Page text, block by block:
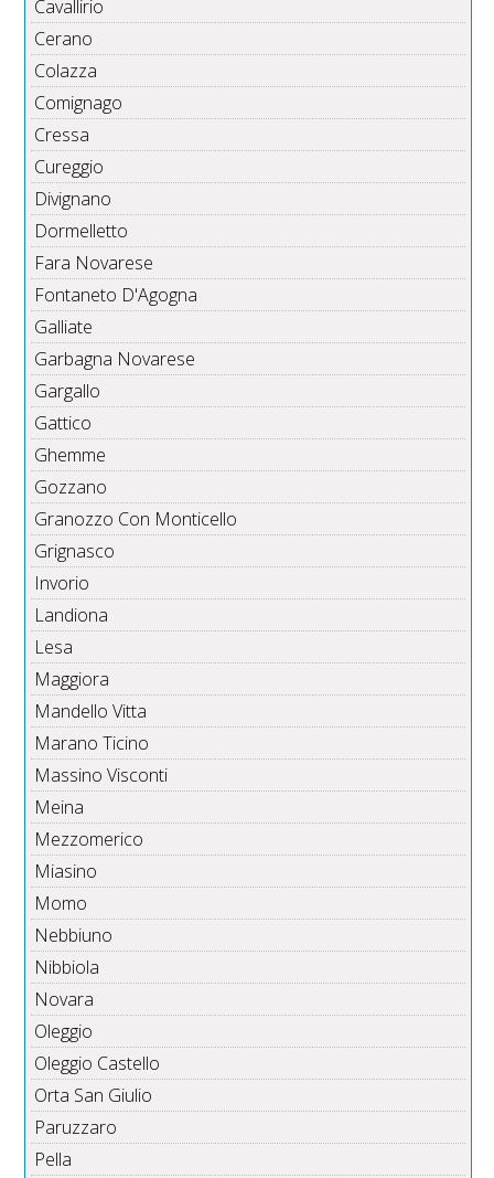
Cavallirio
Cerano
Colazza
Comignago
Cressa
Cureggio
Divignano
Dormelletto
Fara Novarese
Fontaneto D'Agogna
Galliate
Garbagna Novarese
Gargallo
Gattico
Ghemme
Gozzano
Granozzo Con Monticello
Grignasco
Invorio
Landiona
Lesa
Maggiora
Mandello Vitta
Marano Ticino
Massino Visconti
Meina
Mezzomerico
Miasino
Momo
Nebbiuno
Nibbiola
Novara
Oleggio
Oleggio Castello
Orta San Giulio
Paruzzaro
Pella